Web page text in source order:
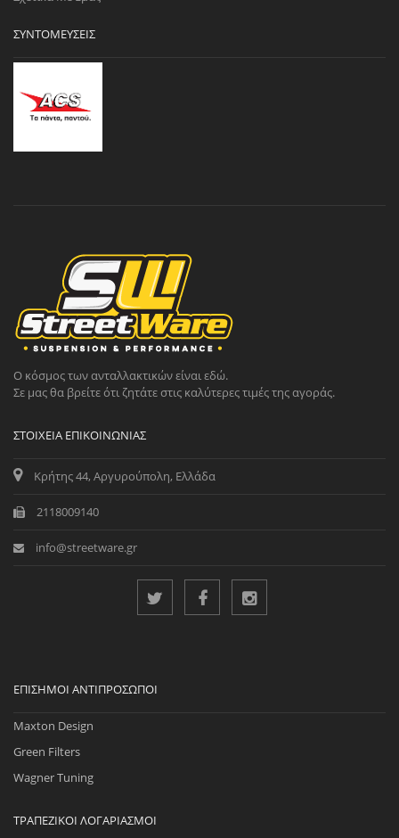
ΣΥΝΤΟΜΕΎΣΕΙΣ
Ο κόσμος των ανταλλακτικών είναι εδώ.
Σε μας θα βρείτε ότι ζητάτε στις καλύτερες τιμές της αγοράς.
ΣΤΟΙΧΕΊΑ ΕΠΙΚΟΙΝΩΝΊΑΣ
Κρήτης 44, Αργυρούπολη, Ελλάδα
2118009140
info@streetware.gr
ΕΠΊΣΗΜΟΙ ΑΝΤΙΠΡΌΣΩΠΟΙ
Maxton Design
Green Filters
Wagner Tuning
ΤΡΑΠΕΖΙΚΟΊ ΛΟΓΑΡΙΑΣΜΟΊ